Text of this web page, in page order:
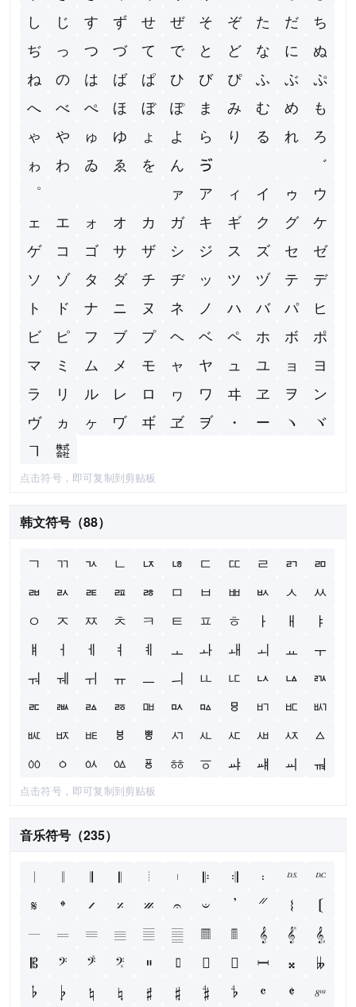
し
じ す ず せ ぜ そ ぞ た だ
ち
ぢ
っ つ づ て で と ど な に
ぬ
ね
の は ば ぱ ひ び ぴ ふ ぶ
ぷ
へ
べ ぺ ほ ぼ ぽ ま み む め
も
ゃ
や ゅ ゆ ょ よ ら り る れ
ろ
ゎ
わ ゐ ゑ を ん ゔ
゛
゜
ァ ア ィ イ ゥ
ウ
ェ
エ ォ オ カ ガ キ ギ ク グ
ケ
ゲ
コ ゴ サ ザ シ ジ ス ズ セ
ゼ
ソ
ゾ タ ダ チ ヂ ッ ツ ヅ テ
デ
ト
ド ナ ニ ヌ ネ ノ ハ バ パ
ヒ
ビ
ピ フ ブ プ ヘ ベ ペ ホ ボ
ポ
マ
ミ ム メ モ ャ ヤ ュ ユ ョ
ヨ
ラ
リ ル レ ロ ヮ ワ ヰ ヱ ヲ
ン
ヴ
ヵ ヶ ヷ ヸ ヹ ヺ ・ ー ヽ
ヾ
ヿ
㍿
点击符号，即可复制到剪贴板
韩文符号（88）
ㄱ ㄲ ㄳ ㄴ ㄵ ㄶ ㄷ ㄸ ㄹ ㄺ
ㄻ
ㄼ
ㄽ ㄾ ㄿ ㅀ ㅁ ㅂ ㅃ ㅄ ㅅ
ㅆ
ㅇ
ㅈ ㅉ ㅊ ㅋ ㅌ ㅍ ㅎ ㅏ ㅐ
ㅑ
ㅒ
ㅓ ㅔ ㅕ ㅖ ㅗ ㅘ ㅙ ㅚ ㅛ
ㅜ
ㅝ
ㅞ ㅟ ㅠ ㅡ ㅢ ㅥ ㅦ ㅧ ㅨ
ㅩ
ㅪ
ㅫ ㅬ ㅭ ㅮ ㅯ ㅰ ㅱ ㅲ ㅳ
ㅴ
ㅵ
ㅶ ㅷ ㅸ ㅹ ㅺ ㅻ ㅼ ㅽ ㅾ
ㅿ
ㆀ
ㆁ ㆂ ㆃ ㆄ ㆅ ㆆ ㆇ ㆈ ㆉ ㆊ
点击符号，即可复制到剪贴板
音乐符号（235）
𝄀 𝄁 𝄂 𝄃 𝄄 𝄅 𝄆 𝄇 𝄈 𝄉
𝄊
𝄋
𝄌 𝄍 𝄎 𝄏 𝄐 𝄑 𝄒 𝄓 𝄔
𝄕
𝄖
𝄗 𝄘 𝄙 𝄚 𝄛 𝄜 𝄝 𝄞 𝄟
𝄠
𝄡
𝄢 𝄣 𝄤 𝄥 𝄦 𝄧 𝄨 𝄩 𝄪
𝄫
𝄬
𝄭 𝄮 𝄯 𝄰 𝄱 𝄲 𝄳 𝄴 𝄵
𝄶